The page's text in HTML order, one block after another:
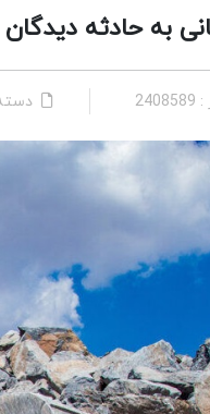
به حادثه‌